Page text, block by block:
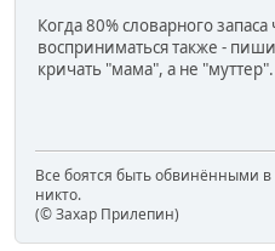
Когда 80% словарного
восприниматься также -
кричать "мама", а не "муттер".
Все боятся быть обвинёнными
никто.
(© Захар Прилепин)